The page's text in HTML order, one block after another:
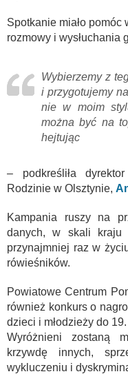
Spotkanie miało
rozmowy i wysłuchania
Wybierzemy z
i przygotujemy
nie w moim
można być na
hejtując
– podkreśliła
Rodzinie w Olsztynie,
Kampania ruszy na
danych, w skali kraju
przynajmniej raz w
rówieśników.
Powiatowe Centrum
również konkurs o
dzieci i młodzieży do
Wyróżnieni zostaną
krzywdę innych,
wykluczeniu i